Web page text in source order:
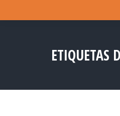
ETIQUETAS